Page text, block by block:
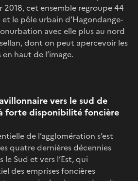
2018, cet ensemble regroupe 44
le pôle urbain d’Hagondange-
avec elle plus au nord
dont on peut apercevoir les
haut de l’image.
vers le sud de
forte disponibilité foncière
de l’agglomération s’est
quatre dernières décennies
Sud et vers l’Est, qui
des emprises foncières